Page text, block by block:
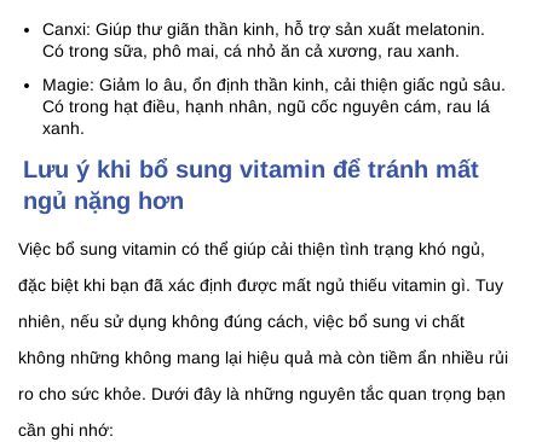
Canxi: Giúp thư giãn thần kinh, hỗ trợ sản xuất melatonin.
Có trong sữa, phô mai, cá nhỏ ăn cả xương, rau xanh.
Magie: Giảm lo âu, ổn định thần kinh, cải thiện giấc ngủ sâu.
Có trong hạt điều, hạnh nhân, ngũ cốc nguyên cám, rau lá
xanh.
Lưu ý khi bổ sung vitamin để tránh mất
ngủ nặng hơn
Việc bổ sung vitamin có thể giúp cải thiện tình trạng khó ngủ,
đặc biệt khi bạn đã xác định được mất ngủ thiếu vitamin gì. Tuy
nhiên, nếu sử dụng không đúng cách, việc bổ sung vi chất
không những không mang lại hiệu quả mà còn tiềm ẩn nhiều rủi
ro cho sức khỏe. Dưới đây là những nguyên tắc quan trọng bạn
cần ghi nhớ: